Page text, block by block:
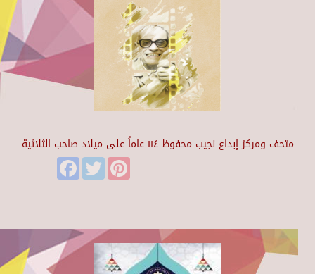
متحف ومركز إبداع نجيب محفوظ ١١٤ عاماً على ميلاد صاحب الثلاثية
FacebookTwitter